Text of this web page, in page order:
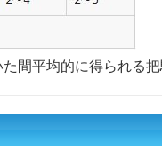
間平均的に得られる